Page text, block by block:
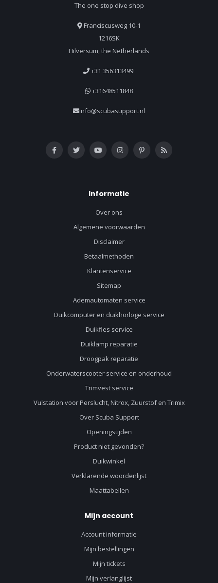
The one stop dive shop
Franciscusweg 10-1
1216SK
Hilversum, the Netherlands
+31 356313499
+31648511848
info@scubasupport.nl
Informatie
Over ons
Algemene voorwaarden
Disclaimer
Betaalmethoden
Klantenservice
Sitemap
Ademautomaten service
Duikcomputer en duikhorloge service
Duikfles service
Duiklamp reparatie
Droogpak reparatie
Onderwaterscooter service en onderhoud
Trimvest service
Vulstation voor Perslucht, Nitrox, Zuurstof en Trimix
Over Scuba Support
Openingstijden
Product niet gevonden?
Duikwinkel
Verklarende woordenlijst
Maattabellen
Mijn account
Account informatie
Mijn bestellingen
Mijn tickets
Mijn verlanglijst